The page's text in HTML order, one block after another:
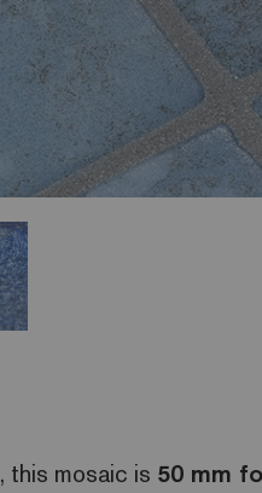
, this mosaic is 50 mm